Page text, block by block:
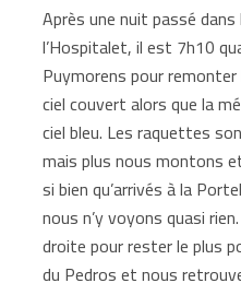
Après une nuit passé dans
l’Hospitalet, il est 7h10
Puymorens pour remonter
ciel couvert alors que la
ciel bleu. Les raquettes
mais plus nous montons
si bien qu’arrivés à la
nous n’y voyons quasi
droite pour rester le plus
du Pedros et nous